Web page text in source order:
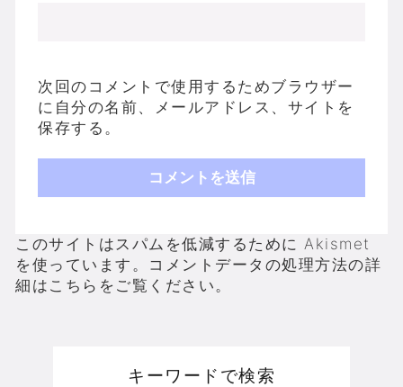
次回のコメントで使用するためブラウザー
に自分の名前、メールアドレス、サイトを
保存する。
このサイトはスパムを低減するために Akismet
を使っています。 コメントデータの処理方法の詳
細はこちらをご覧ください 。
キーワードで検索